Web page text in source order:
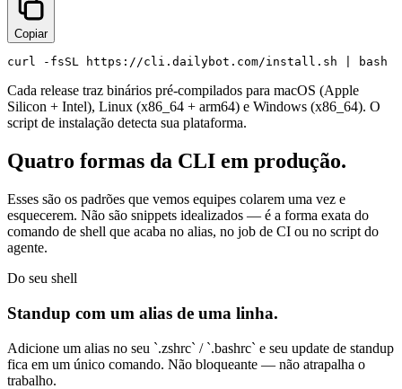
Copiar
curl -fsSL https://cli.dailybot.com/install.sh | bash
Cada release traz binários pré-compilados para macOS (Apple
Silicon + Intel), Linux (x86_64 + arm64) e Windows (x86_64). O
script de instalação detecta sua plataforma.
Quatro formas da CLI em produção.
Esses são os padrões que vemos equipes colarem uma vez e
esquecerem. Não são snippets idealizados — é a forma exata do
comando de shell que acaba no alias, no job de CI ou no script do
agente.
Do seu shell
Standup com um alias de uma linha.
Adicione um alias no seu `.zshrc` / `.bashrc` e seu update de standup
fica em um único comando. Não bloqueante — não atrapalha o
trabalho.